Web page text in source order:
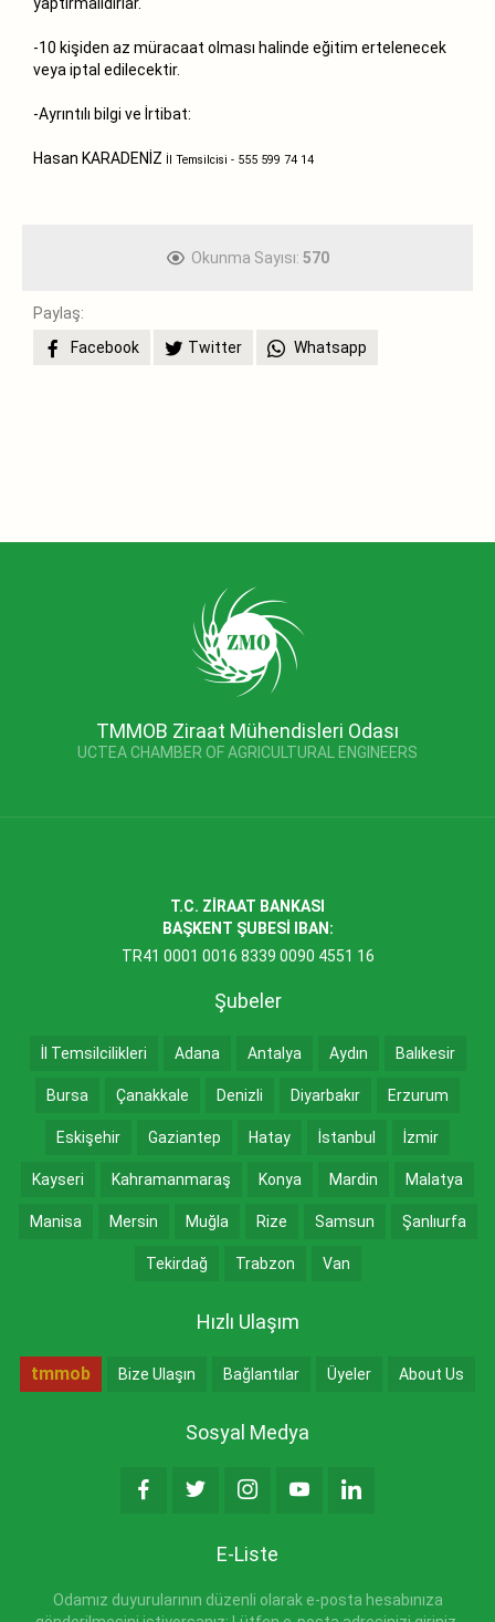
-10 kişiden az müracaat olması halinde eğitim ertelenecek
veya iptal edilecektir.
-Ayrıntılı bilgi ve İrtibat:
Hasan KARADENİZ İl Temsilcisi - 555 599 74 14
Okunma Sayısı: 570
Paylaş:
Facebook
Twitter Whatsapp
TMMOB Ziraat Mühendisleri Odası
UCTEA CHAMBER OF AGRICULTURAL ENGINEERS
T.C. ZİRAAT BANKASI
BAŞKENT ŞUBESİ IBAN:
TR41 0001 0016 8339 0090 4551 16
Şubeler
İl Temsilcilikleri Adana Antalya Aydın Balıkesir
Bursa Çanakkale Denizli Diyarbakır Erzurum
Eskişehir Gaziantep Hatay İstanbul İzmir
Kayseri Kahramanmaraş Konya Mardin Malatya
Manisa Mersin Muğla Rize Samsun Şanlıurfa
Tekirdağ Trabzon Van
Hızlı Ulaşım
tmmob Bize Ulaşın Bağlantılar Üyeler About Us
Sosyal Medya
E-Liste
Odamız duyurularının düzenli olarak e-posta hesabınıza